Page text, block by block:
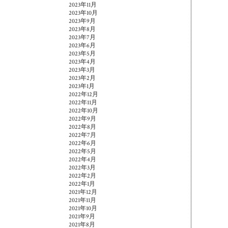
2023年11月
2023年10月
2023年9月
2023年8月
2023年7月
2023年6月
2023年5月
2023年4月
2023年3月
2023年2月
2023年1月
2022年12月
2022年11月
2022年10月
2022年9月
2022年8月
2022年7月
2022年6月
2022年5月
2022年4月
2022年3月
2022年2月
2022年1月
2021年12月
2021年11月
2021年10月
2021年9月
2021年8月